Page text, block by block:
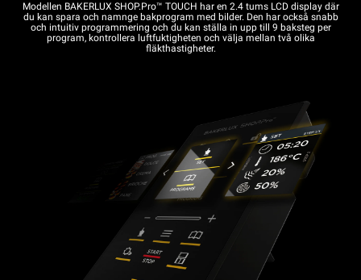
Modellen BAKERLUX SHOP.Pro™ TOUCH har en 2.4 tums LCD display där
du kan spara och namnge bakprogram med bilder. Den har också snabb
och intuitiv programmering och du kan ställa in upp till 9 baksteg per
program, kontrollera luftfuktigheten och välja mellan två olika
fläkthastigheter.